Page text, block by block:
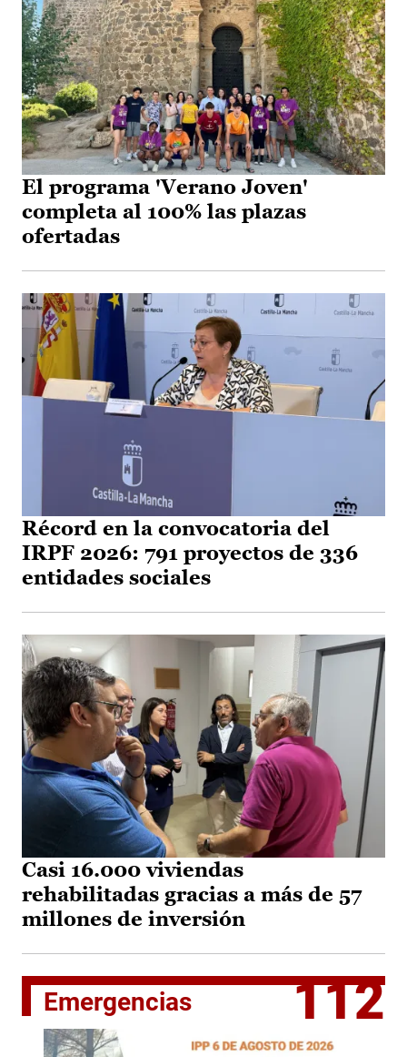
El programa 'Verano Joven'
completa al 100% las plazas
ofertadas
Récord en la convocatoria del
IRPF 2026: 791 proyectos de 336
entidades sociales
Casi 16.000 viviendas
rehabilitadas gracias a más de 57
millones de inversión
Emergencias 112